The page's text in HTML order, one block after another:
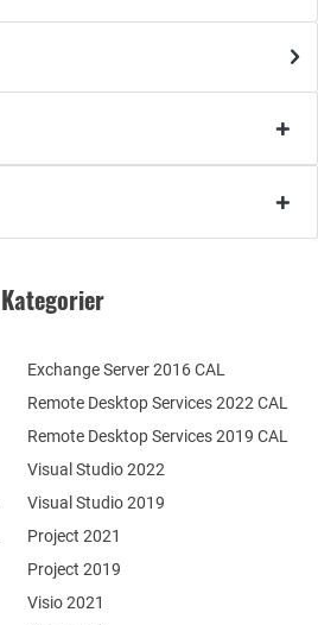
Kategorier
Remote Desktop Services 2022 CAL
Remote Desktop Services 2019 CAL
Exchange Server 2016 CAL
Visual Studio 2022
Visual Studio 2019
Project 2021
Project 2019
Visio 2021